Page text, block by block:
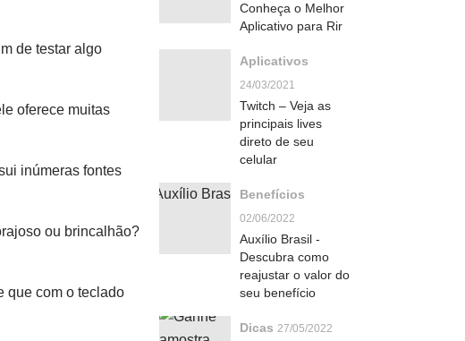
de testar algo
oferece muitas
inúmeras fontes
ou brincalhão?
que com o teclado
Conheça o Melhor
Aplicativo para Rir
Aplicativos
24/03/2021
Twitch – Veja as
principais lives
direto de seu
celular
Benefícios
02/06/2022
Auxílio Brasil -
Descubra como
reajustar o valor do
seu benefício
Dicas 27/05/2022